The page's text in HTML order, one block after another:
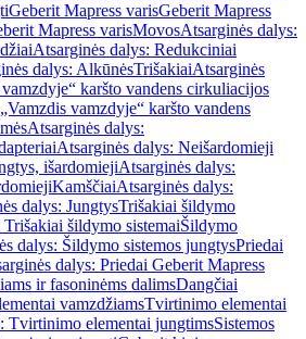
Geberit Mapress varisGeberit Mapress
Mapress varisMovosAtsarginės dalys:
Atsarginės dalys: Redukciniai
dalys: AlkūnėsTrišakiaiAtsarginės
vamzdyje“ karšto vandens cirkuliacijos
vamzdyje“ karšto vandens
Atsarginės dalys:
Atsarginės dalys: Neišardomieji
išardomiejiAtsarginės dalys:
KamščiaiAtsarginės dalys:
dalys: JungtysTrišakiai šildymo
šildymo sistemaiŠildymo
dalys: Šildymo sistemos jungtysPriedai
dalys: Priedai Geberit Mapress
ir fasoninėms dalimsDangčiai
vamzdžiamsTvirtinimo elementai
Tvirtinimo elementai jungtimsSistemos